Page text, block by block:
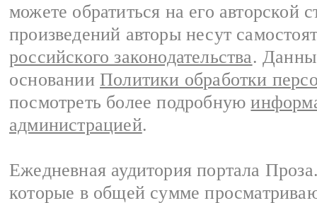
можете обратиться на его авторской
произведений авторы несут
российского законодательства.
основании Политики обработки
посмотреть более подробную
администрацией.
Ежедневная аудитория портала
которые в общей сумме